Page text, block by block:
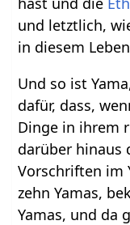
und letztlich,
in diesem
Und so ist
dafür, dass,
Dinge in ihrem
darüber hinaus
Vorschriften im
zehn Yamas,
Yamas, und da